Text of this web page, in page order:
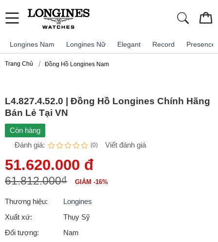
Longines Nam Longines Nữ Elegant Record Presence
Trang Chủ Đồng Hồ Longines Nam
L4.827.4.52.0 | Đồng Hồ Longines Chính Hãng
Bán Lẻ Tại VN
Còn hàng
Đánh giá:
(0) Viết đánh giá
51.620.000 đ
61.812.000₫ GIẢM -16%
Thương hiệu:
Longines
Xuất xứ:
Thụy Sỹ
Đối tượng:
Nam